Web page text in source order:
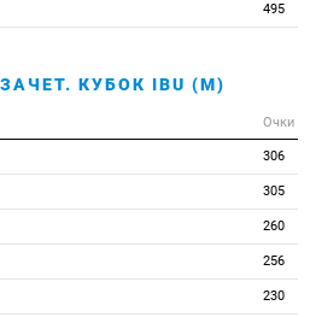
495
КУБОК IBU (М)
Очки
306
305
260
256
230